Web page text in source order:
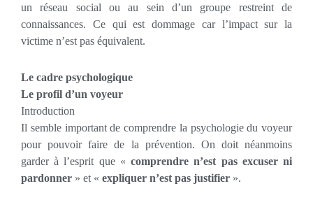
un réseau social ou au sein d’un groupe restreint de
connaissances. Ce qui est dommage car l’impact sur la
victime n’est pas équivalent.
Le cadre psychologique
Le profil d’un voyeur
Introduction
Il semble important de comprendre la psychologie du voyeur
pour pouvoir faire de la prévention. On doit néanmoins
garder à l’esprit que « comprendre n’est pas excuser ni
pardonner » et « expliquer n’est pas justifier ».